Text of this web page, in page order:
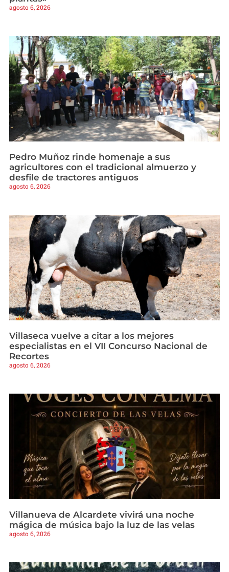
agosto 6, 2026
Pedro Muñoz rinde homenaje a sus
agricultores con el tradicional almuerzo y
desfile de tractores antiguos
agosto 6, 2026
Villaseca vuelve a citar a los mejores
especialistas en el VII Concurso Nacional de
Recortes
agosto 6, 2026
Villanueva de Alcardete vivirá una noche
mágica de música bajo la luz de las velas
agosto 6, 2026